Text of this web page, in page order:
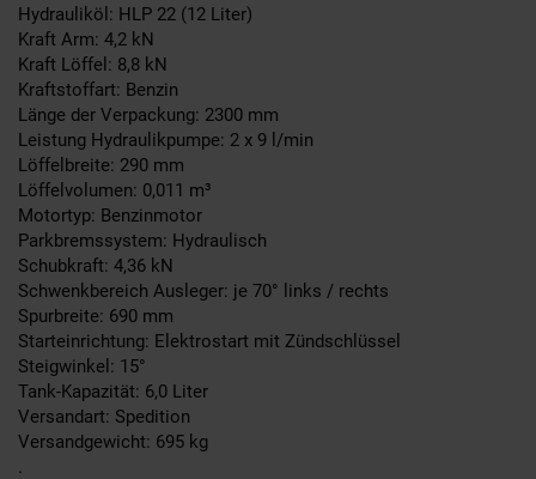
Hydrauliköl: HLP 22 (12 Liter)
Kraft Arm: 4,2 kN
Kraft Löffel: 8,8 kN
Kraftstoffart: Benzin
Länge der Verpackung: 2300 mm
Leistung Hydraulikpumpe: 2 x 9 l/min
Löffelbreite: 290 mm
Löffelvolumen: 0,011 m³
Motortyp: Benzinmotor
Parkbremssystem: Hydraulisch
Schubkraft: 4,36 kN
Schwenkbereich Ausleger: je 70° links / rechts
Spurbreite: 690 mm
Starteinrichtung: Elektrostart mit Zündschlüssel
Steigwinkel: 15°
Tank-Kapazität: 6,0 Liter
Versandart: Spedition
Versandgewicht: 695 kg
.